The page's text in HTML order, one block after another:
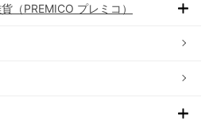
（PREMICO プレミコ）